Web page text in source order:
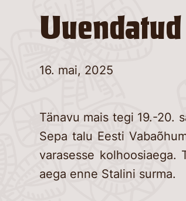
16. mai, 2025
Tänavu mais tegi 19.-20.
Sepa talu Eesti
varasesse kolhoosiaega.
aega enne Stalini surma.